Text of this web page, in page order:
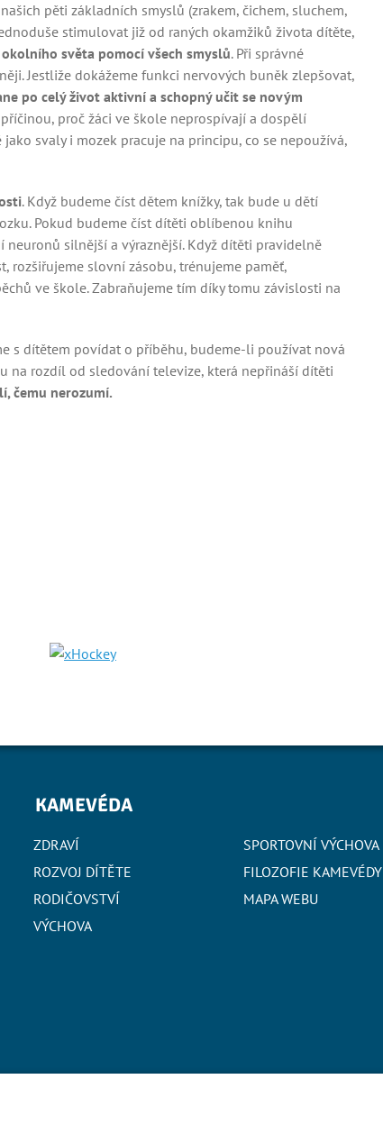
pěti základních smyslů (zrakem, čichem, sluchem,
stimulovat již od raných okamžiků života dítěte,
světa pomocí všech smyslů. Při správné
Jestliže dokážeme funkci nervových buněk zlepšovat,
po celý život aktivní a schopný učit se novým
proč žáci ve škole neprospívají a dospělí
jako svaly i mozek pracuje na principu, co se nepoužívá,
. Když budeme číst dětem knížky, tak bude u dětí
Pokud budeme číst dítěti oblíbenou knihu
neuronů silnější a výraznější. Když dítěti pravidelně
rozšiřujeme slovní zásobu, trénujeme paměť,
ve škole. Zabraňujeme tím díky tomu závislosti na
s dítětem povídat o příběhu, budeme-li používat nová
na rozdíl od sledování televize, která nepřináší dítěti
čemu nerozumí.
KAMEVÉDA
ZDRAVÍ
SPORTOVNÍ VÝCHOVA
ROZVOJ DÍTĚTE
FILOZOFIE KAMEVÉDY
RODIČOVSTVÍ
MAPA WEBU
VÝCHOVA